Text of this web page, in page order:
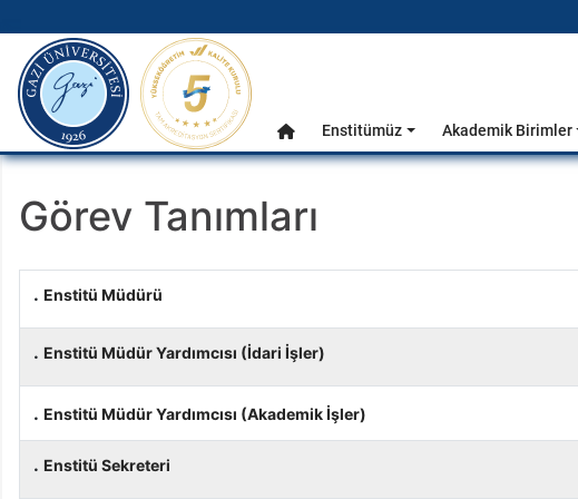
Ana Menü
gazi.edu.tr
Anasayfa
Enstitümüz Akademik Birimler
Görev Tanımları
. Enstitü Müdürü
. Enstitü Müdür Yardımcısı (İdari İşler)
. Enstitü Müdür Yardımcısı (Akademik İşler)
. Enstitü Sekreteri